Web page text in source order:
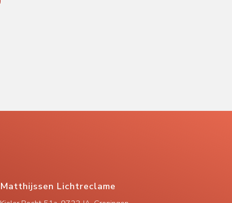
Matthijssen Lichtreclame